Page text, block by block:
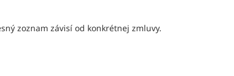
zoznam závisí od konkrétnej zmluvy.